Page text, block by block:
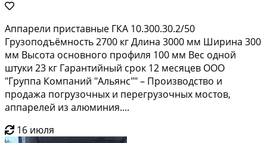
Аппарели приставные ГКА 10.300.30.2/50
Грузоподъёмность 2700 кг Длина 3000 мм Ширина 300
мм Высота основного профиля 100 мм Вес одной
штуки 23 кг Гарантийный срок 12 месяцев ООО
"Группа Компаний "Альянс"" – Производство и
продажа погрузочных и перегрузочных мостов,
аппарелей из алюминия....
16 июля